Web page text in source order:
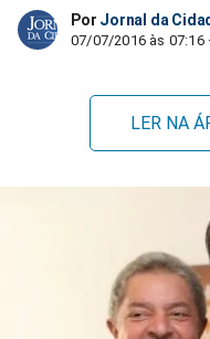
Por Jornal da
07/07/2016 às 07:16
LER NA